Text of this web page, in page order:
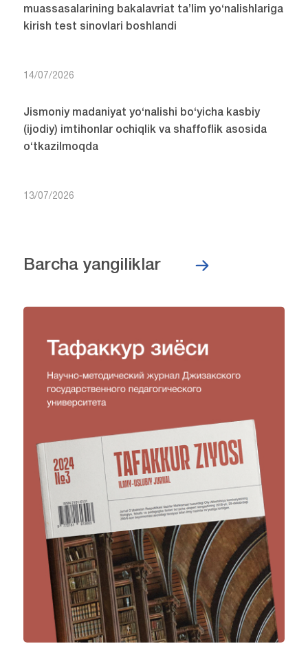
muassasalarining bakalavriat ta’lim yo‘nalishlariga
kirish test sinovlari boshlandi
14/07/2026
Jismoniy madaniyat yo‘nalishi bo‘yicha kasbiy
(ijodiy) imtihonlar ochiqlik va shaffoflik asosida
o‘tkazilmoqda
13/07/2026
Barcha yangiliklar